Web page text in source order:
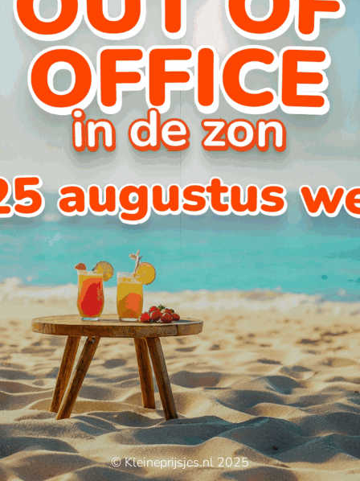
© Kleineprijsjes.nl 2025